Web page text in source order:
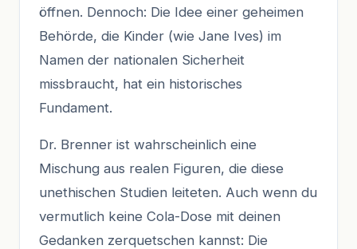
öffnen. Dennoch: Die Idee einer geheimen
Behörde, die Kinder (wie Jane Ives) im
Namen der nationalen Sicherheit
missbraucht, hat ein historisches
Fundament.
Dr. Brenner ist wahrscheinlich eine
Mischung aus realen Figuren, die diese
unethischen Studien leiteten. Auch wenn du
vermutlich keine Cola-Dose mit deinen
Gedanken zerquetschen kannst: Die